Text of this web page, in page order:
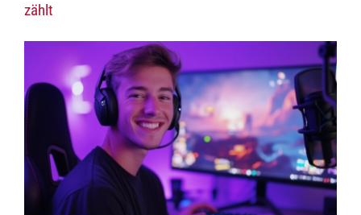
zählt
grösseres
Bild